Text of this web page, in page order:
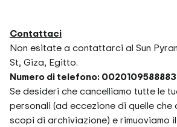
Contattaci
Non esitate a contattarci al Sun
St, Giza, Egitto.
Numero di telefono:
Se desideri che cancelliamo tutte le
personali (ad eccezione di quelle che
scopi di archiviazione) e rimuoviamo